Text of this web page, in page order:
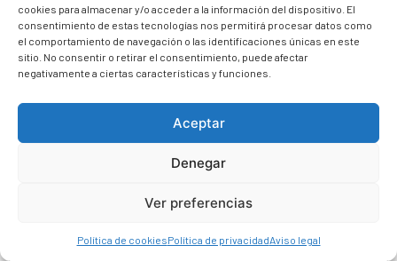
cookies para almacenar y/o acceder a la información del dispositivo. El
consentimiento de estas tecnologías nos permitirá procesar datos como
el comportamiento de navegación o las identificaciones únicas en este
sitio. No consentir o retirar el consentimiento, puede afectar
negativamente a ciertas características y funciones.
Aceptar
Denegar
Ver preferencias
Política de cookiesPolítica de privacidadAviso legal
Raimund D (ALEMANIA)